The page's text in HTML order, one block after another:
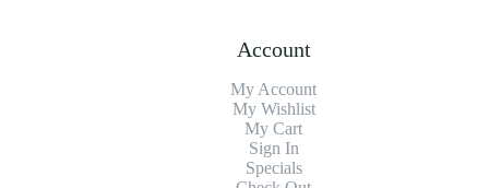
Account
My Account
My Wishlist
My Cart
Sign In
Specials